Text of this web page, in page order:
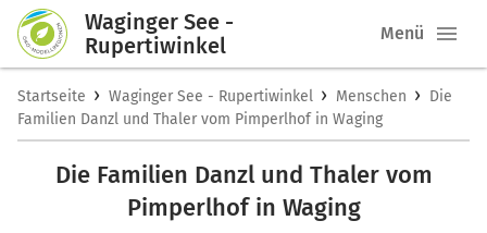
Waginger See -
Rupertiwinkel
Menü
Startseite › Waginger See - Rupertiwinkel › Menschen › Die
Familien Danzl und Thaler vom Pimperlhof in Waging
Die Familien Danzl und Thaler vom
Pimperlhof in Waging